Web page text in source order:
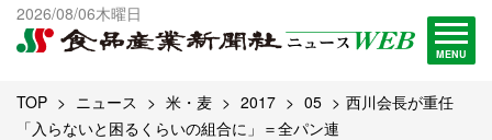
2026/08/06木曜日
MENU
出版物一覧へ
試読・購読申し込み
TOP ニュース 米・麦 2017 05
西川会長が重任
「入らないと困るくらいの組合に」＝全パン連